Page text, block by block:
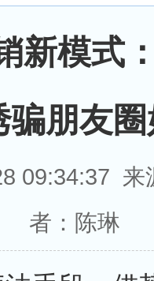
新模式
骗朋友
09:34:37
者：陈琳